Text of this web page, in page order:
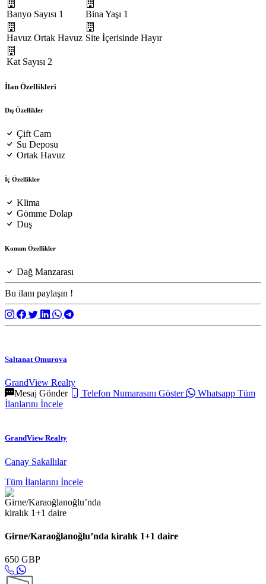
Banyo Sayısı 1 Bina Yaşı 1
Havuz Ortak Havuz Site İçerisinde Hayır
Kat Sayısı 2
İlan Özellikleri
Dış Özellikler
Çift Cam
Su Deposu
Ortak Havuz
İç Özellikler
Klima
Gömme Dolap
Duş
Konum Özellikler
Dağ Manzarası
Bu ilanı paylaşın !
Saltanat Omurova
GrandView Realty
Mesaj Gönder
Telefon Numarasını Göster Whatsapp Tüm
İlanlarını İncele
GrandView Realty
Canay Sakallılar
Tüm İlanlarını İncele
Girne/Karaoğlanoğlu’nda kiralık 1+1 daire
650 GBP